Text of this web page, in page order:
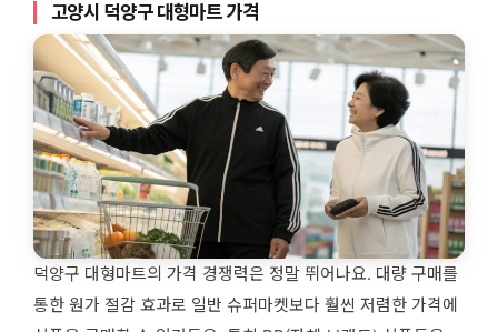
고양시 덕양구 대형마트 가격
덕양구 대형마트의 가격 경쟁력은 정말 뛰어나요. 대량 구매를
통한 원가 절감 효과로 일반 슈퍼마켓보다 훨씬 저렴한 가격에